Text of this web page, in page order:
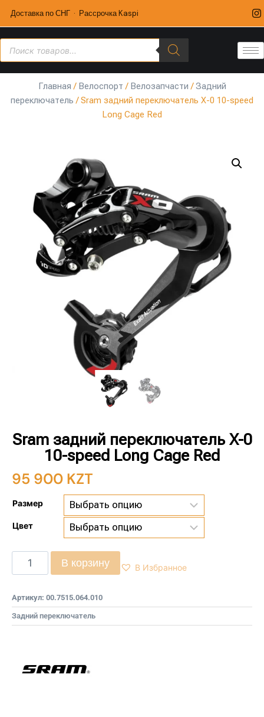
Доставка по СНГ · Рассрочка Kaspi
Главная / Велоспорт / Велозапчасти /Задний
переключатель / Sram задний переключатель X-0 10-speed
Long Cage Red
Sram задний переключатель X-0
10-speed Long Cage Red
95 900 KZT
Размер
Цвет
В корзину В Избранное
Артикул: 00.7515.064.010
Задний переключатель